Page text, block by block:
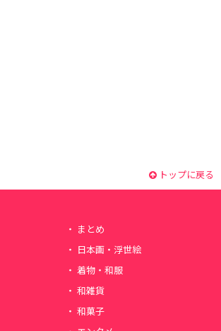
トップに戻る
まとめ
日本画・浮世絵
着物・和服
和雑貨
和菓子